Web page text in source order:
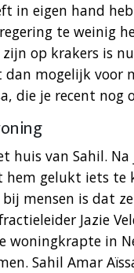
in eigen hand
te weinig
op krakers is
mogelijk voor
die je recent nog
huis van Sahil.
gelukt iets te
mensen is dat
Jazie
woningkrapte in
Sahil Amar